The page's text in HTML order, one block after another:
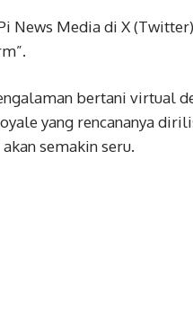
News Media di X
bertani virtual
yang rencananya
semakin seru.